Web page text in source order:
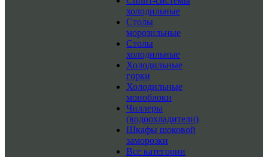
холодильные
Столы
морозильные
Столы
холодильные
Холодильные
горки
Холодильные
моноблоки
Чиллеры
(водоохладители)
Шкафы шоковой
заморозки
Все категории